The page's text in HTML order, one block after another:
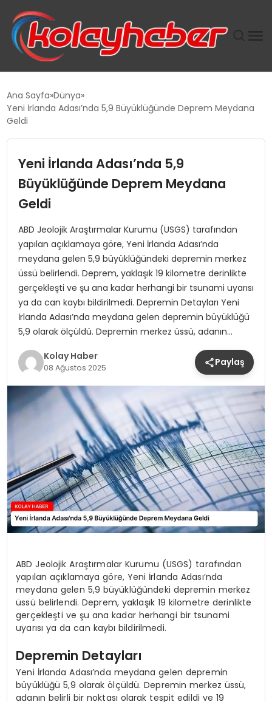
SUWEN’IN İSTIHDAM MODELI EKONOMIDE KADIN
TANYER YAPI ZEMIN MÜHENDISLIĞINDE HEDEF
BÜYÜTTÜ
TOROSLAR’DA PAZAR GERGİNLİĞİ!
Ana Sayfa Dünya
Yeni İrlanda Adası’nda 5,9 Büyüklüğünde Deprem Meydana
Geldi
Yeni İrlanda Adası’nda 5,9
Büyüklüğünde Deprem Meydana
Geldi
ABD Jeolojik Araştırmalar Kurumu (USGS) tarafından
yapılan açıklamaya göre, Yeni İrlanda Adası’nda
meydana gelen 5,9 büyüklüğündeki depremin merkez
üssü belirlendi. Deprem, yaklaşık 19 kilometre derinlikte
gerçekleşti ve şu ana kadar herhangi bir tsunami uyarısı
ya da can kaybı bildirilmedi. Depremin Detayları Yeni
İrlanda Adası’nda meydana gelen depremin büyüklüğü
5,9 olarak ölçüldü. Depremin merkez üssü, adanın…
Kolay Haber
08 Ağustos 2025 Paylaş
ABD Jeolojik Araştırmalar Kurumu (USGS) tarafından
yapılan açıklamaya göre, Yeni İrlanda Adası’nda
meydana gelen 5,9 büyüklüğündeki depremin merkez
üssü belirlendi. Deprem, yaklaşık 19 kilometre derinlikte
gerçekleşti ve şu ana kadar herhangi bir tsunami
uyarısı ya da can kaybı bildirilmedi.
Depremin Detayları
Yeni İrlanda Adası’nda meydana gelen depremin
büyüklüğü 5,9 olarak ölçüldü. Depremin merkez üssü,
adanın belirli bir noktası olarak tespit edildi ve 19